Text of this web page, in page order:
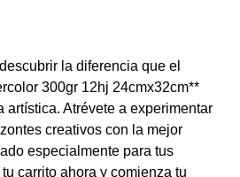
la diferencia que el
300gr 12hj 24cmx32cm**
artística. Atrévete a experimentar
creativos con la mejor
especialmente para tus
carrito ahora y comienza tu